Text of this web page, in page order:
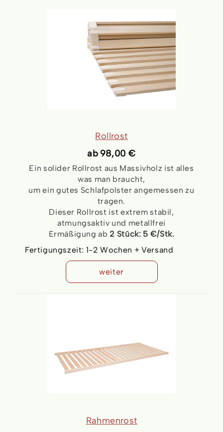
Rollrost
ab 98,00 €
Ein solider Rollrost aus Massivholz ist alles
was man braucht,
um ein gutes Schlafpolster angemessen zu
tragen.
Dieser Rollrost ist extrem stabil,
atmungsaktiv und metallfrei
Ermäßigung ab 2 Stück: 5 €/Stk.
Fertigungszeit: 1-2 Wochen + Versand
weiter
Rahmenrost